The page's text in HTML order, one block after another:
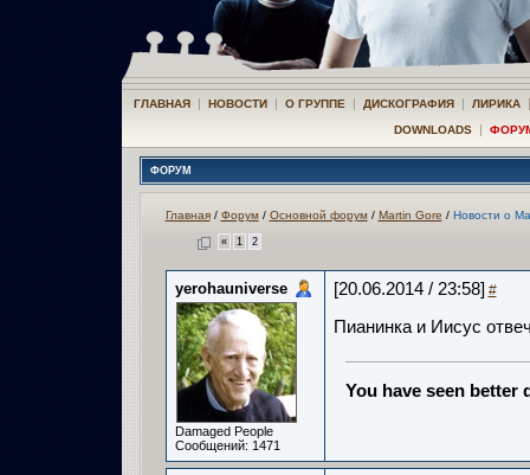
ГЛАВНАЯ | НОВОСТИ | О ГРУППЕ | ДИСКОГРАФИЯ | ЛИРИКА
DOWNLOADS |
ФОРУМ
Главная/ Форум/ Основной форум/ Martin Gore / Новости о
« 1 2
yerohauniverse
Damaged People
Сообщений: 1471
[20.06.2014 / 23:58] #
Пианинка и Иисус
You have seen better